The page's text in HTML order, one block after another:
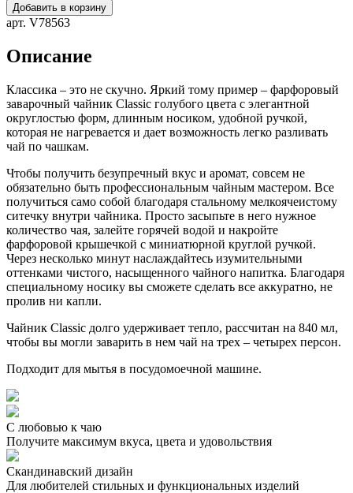
Добавить в корзину
арт. V78563
Описание
Классика – это не скучно. Яркий тому пример – фарфоровый
заварочный чайник Classic голубого цвета c элегантной
округлостью форм, длинным носиком, удобной ручкой,
которая не нагревается и дает возможность легко разливать
чай по чашкам.
Чтобы получить безупречный вкус и аромат, совсем не
обязательно быть профессиональным чайным мастером. Все
получиться само собой благодаря стальному мелкоячеистому
ситечку внутри чайника. Просто засыпьте в него нужное
количество чая, залейте горячей водой и накройте
фарфоровой крышечкой с миниатюрной круглой ручкой.
Через несколько минут наслаждайтесь изумительными
оттенками чистого, насыщенного чайного напитка. Благодаря
специальному носику вы сможете сделать все аккуратно, не
пролив ни капли.
Чайник Classic долго удерживает тепло, рассчитан на 840 мл,
чтобы вы могли заварить в нем чай на трех – четырех персон.
Подходит для мытья в посудомоечной машине.
С любовью к чаю
Получите максимум вкуса, цвета и удовольствия
Скандинавский дизайн
Для любителей стильных и функциональных изделий